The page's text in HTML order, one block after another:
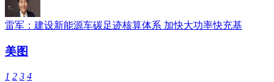
雷军：建设新能源车碳足迹核算体系 加快大功率快充基
美图
1 2 3 4